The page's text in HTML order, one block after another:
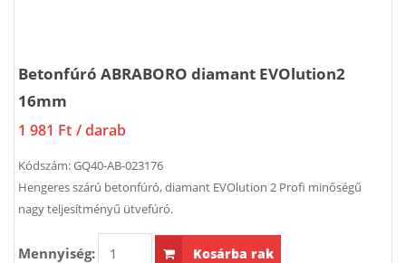
Betonfúró ABRABORO diamant EVOlution2
16mm
1 981 Ft / darab
Kódszám:GQ40-AB-023176
Hengeres szárú betonfúró, diamant EVOlution 2 Profi minőségű
nagy teljesítményű ütvefúró.
Mennyiség: Kosárba rak